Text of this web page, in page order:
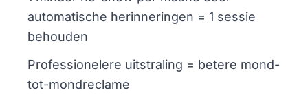
automatische herinneringen = 1 sessie
behouden
Professionelere uitstraling = betere mond-
tot-mondreclame